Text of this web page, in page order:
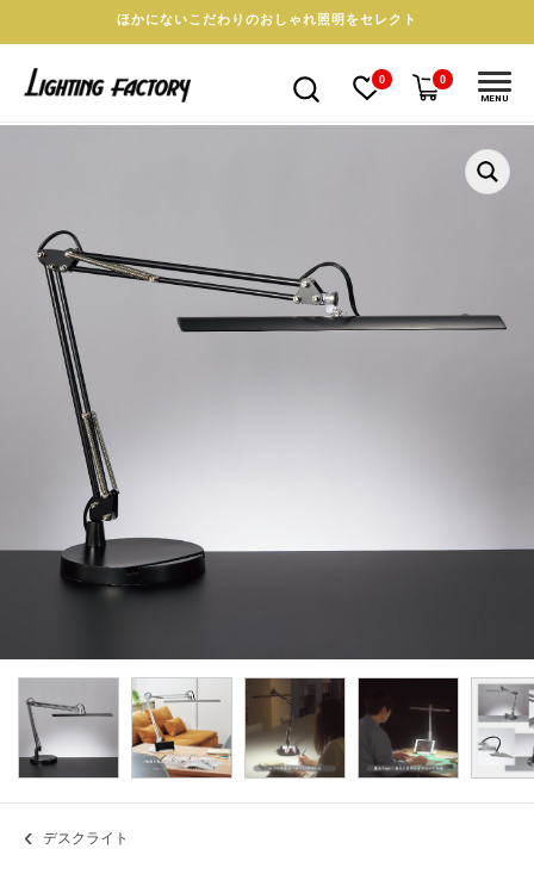
ほかにないこだわりのおしゃれ照明をセレクト
0 0
MENU
デスクライト